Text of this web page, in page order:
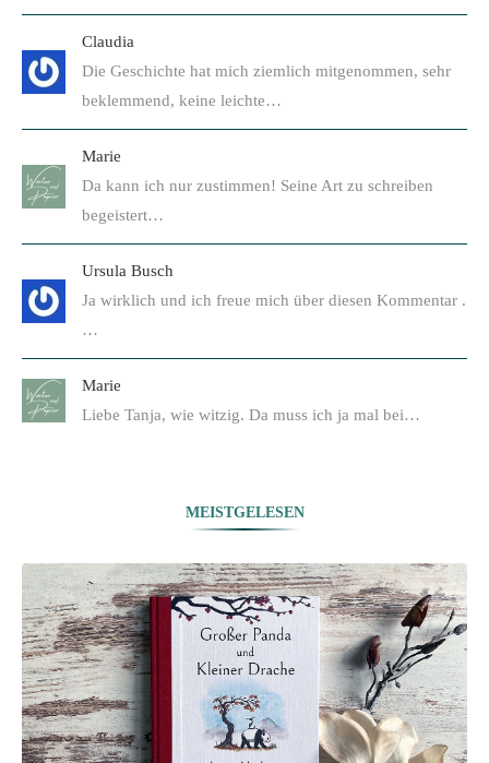
Claudia
Die Geschichte hat mich ziemlich mitgenommen, sehr
beklemmend, keine leichte…
Marie
Da kann ich nur zustimmen! Seine Art zu schreiben
begeistert…
Ursula Busch
Ja wirklich und ich freue mich über diesen Kommentar .
…
Marie
Liebe Tanja, wie witzig. Da muss ich ja mal bei…
MEISTGELESEN